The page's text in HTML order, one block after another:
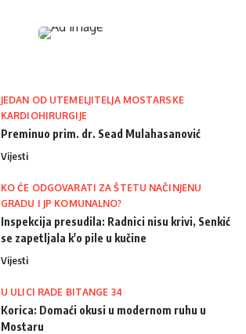
JEDAN OD UTEMELJITELJA MOSTARSKE
KARDIOHIRURGIJE
Preminuo prim. dr. Sead Mulahasanović
Vijesti
KO ĆE ODGOVARATI ZA ŠTETU NAČINJENU
GRADU I JP KOMUNALNO?
Inspekcija presudila: Radnici nisu krivi, Senkić
se zapetljala k'o pile u kučine
Vijesti
U ULICI RADE BITANGE 34
Korica: Domaći okusi u modernom ruhu u
Mostaru